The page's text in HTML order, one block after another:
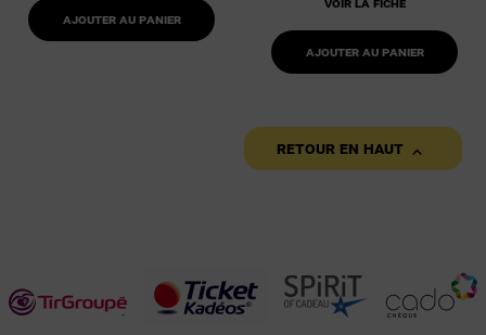
Ajouter au panier
Ajouter au panier
Retour en haut 